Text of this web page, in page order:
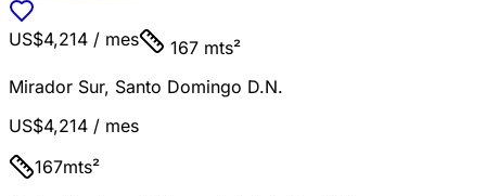
US$4,214 / mes
167 mts²
Mirador Sur, Santo Domingo D.N.
US$4,214 / mes
167mts²